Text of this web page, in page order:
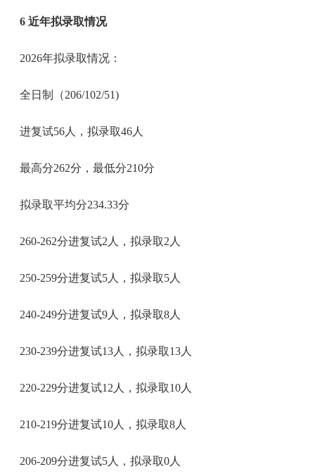
6 近年拟录取情况
2026年拟录取情况：
全日制（206/102/51)
进复试56人，拟录取46人
最高分262分，最低分210分
拟录取平均分234.33分
260-262分进复试2人，拟录取2人
250-259分进复试5人，拟录取5人
240-249分进复试9人，拟录取8人
230-239分进复试13人，拟录取13人
220-229分进复试12人，拟录取10人
210-219分进复试10人，拟录取8人
206-209分进复试5人，拟录取0人